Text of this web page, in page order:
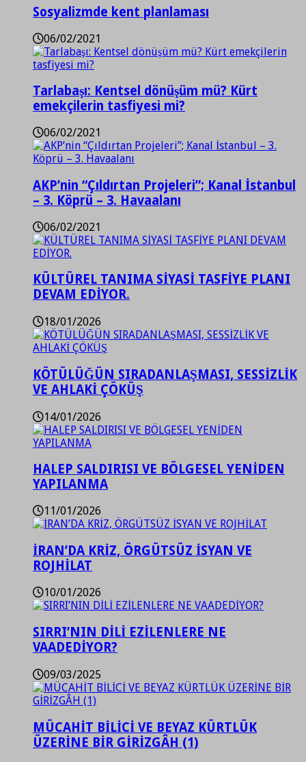
Sosyalizmde kent planlaması
06/02/2021
Tarlabaşı: Kentsel dönüşüm mü? Kürt
emekçilerin tasfiyesi mi?
06/02/2021
AKP’nin “Çıldırtan Projeleri”; Kanal İstanbul
– 3. Köprü – 3. Havaalanı
06/02/2021
KÜLTÜREL TANIMA SİYASİ TASFİYE PLANI
DEVAM EDİYOR.
18/01/2026
KÖTÜLÜĞÜN SIRADANLAŞMASI, SESSİZLİK
VE AHLAKİ ÇÖKÜŞ
14/01/2026
HALEP SALDIRISI VE BÖLGESEL YENİDEN
YAPILANMA
11/01/2026
İRAN’DA KRİZ, ÖRGÜTSÜZ İSYAN VE
ROJHİLAT
10/01/2026
SIRRI’NIN DİLİ EZİLENLERE NE
VAADEDİYOR?
09/03/2025
MÜCAHİT BİLİCİ VE BEYAZ KÜRTLÜK
ÜZERİNE BİR GİRİZGÂH (1)